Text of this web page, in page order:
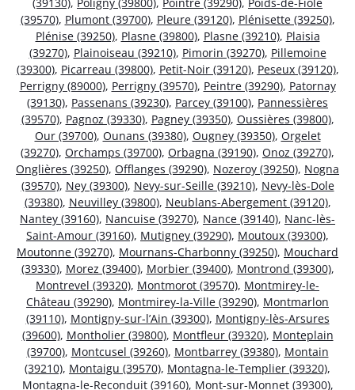
(39570), Plumont (39700), Pleure (39120), Plénisette (39250),
Plénise (39250), Plasne (39800), Plasne (39210), Plaisia
(39270), Plainoiseau (39210), Pimorin (39270), Pillemoine
(39300), Picarreau (39800), Petit-Noir (39120), Peseux (39120),
Perrigny (89000), Perrigny (39570), Peintre (39290), Patornay
(39130), Passenans (39230), Parcey (39100), Pannessières
(39570), Pagnoz (39330), Pagney (39350), Oussières (39800),
Our (39700), Ounans (39380), Ougney (39350), Orgelet
(39270), Orchamps (39700), Orbagna (39190), Onoz (39270),
Onglières (39250), Offlanges (39290), Nozeroy (39250), Nogna
(39570), Ney (39300), Nevy-sur-Seille (39210), Nevy-lès-Dole
(39380), Neuvilley (39800), Neublans-Abergement (39120),
Nantey (39160), Nancuise (39270), Nance (39140), Nanc-lès-
Saint-Amour (39160), Mutigney (39290), Moutoux (39300),
Moutonne (39270), Mournans-Charbonny (39250), Mouchard
(39330), Morez (39400), Morbier (39400), Montrond (39300),
Montrevel (39320), Montmorot (39570), Montmirey-le-
Château (39290), Montmirey-la-Ville (39290), Montmarlon
(39110), Montigny-sur-l’Ain (39300), Montigny-lès-Arsures
(39600), Montholier (39800), Montfleur (39320), Monteplain
(39700), Montcusel (39260), Montbarrey (39380), Montain
(39210), Montaigu (39570), Montagna-le-Templier (39320),
Montagna-le-Reconduit (39160), Mont-sur-Monnet (39300),